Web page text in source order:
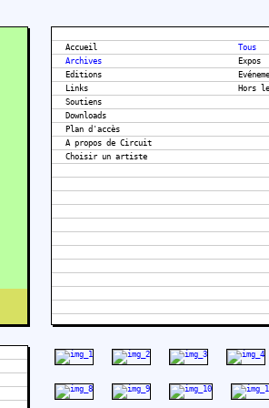
Accueil
Archives
Editions
Links
Soutiens
Downloads
Plan d'accès
A propos de Circuit
Tous
Expos
Hors